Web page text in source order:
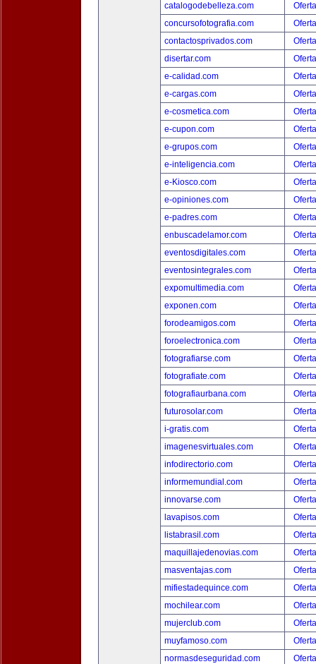
catalogodebelleza.com
concursofotografia.com
contactosprivados.com
disertar.com
e-calidad.com
e-cargas.com
e-cosmetica.com
e-cupon.com
e-grupos.com
e-inteligencia.com
e-Kiosco.com
e-opiniones.com
e-padres.com
enbuscadelamor.com
eventosdigitales.com
eventosintegrales.com
expomultimedia.com
exponen.com
forodeamigos.com
foroelectronica.com
fotografiarse.com
fotografiate.com
fotografiaurbana.com
futurosolar.com
i-gratis.com
imagenesvirtuales.com
infodirectorio.com
informemundial.com
innovarse.com
lavapisos.com
listabrasil.com
maquillajedenovias.com
masventajas.com
mifiestadequince.com
mochilear.com
mujerclub.com
muyfamoso.com
normasdeseguridad.com